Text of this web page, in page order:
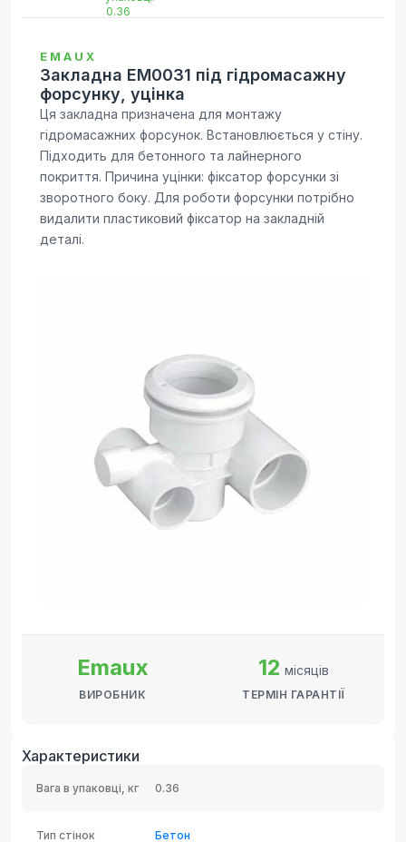
EMAUX
Закладна EM0031 під гідромасажну
форсунку, уцінка
Ця закладна призначена для монтажу
гідромасажних форсунок. Встановлюється у стіну.
Підходить для бетонного та лайнерного
покриття. Причина уцінки: фіксатор форсунки зі
зворотного боку. Для роботи форсунки потрібно
видалити пластиковий фіксатор на закладній
деталі.
Emaux
ВИРОБНИК
12 місяців
ТЕРМІН ГАРАНТІЇ
Характеристики
Вага в упаковці, кг 0.36
Тип стінок Бетон